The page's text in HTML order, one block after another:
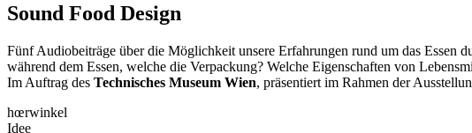
Sound Food Design
Fünf Audiobeiträge über die Möglichkeit unsere Erfahrungen rund um das Essen
während dem Essen, welche die Verpackung? Welche Eigenschaften von
Im Auftrag des Technisches Museum Wien, präsentiert im Rahmen der
hœrwinkel
Idee